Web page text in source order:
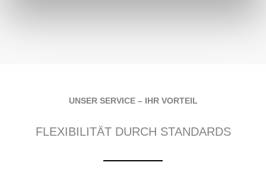
UNSER SERVICE – IHR VORTEIL
FLEXIBILITÄT DURCH STANDARDS